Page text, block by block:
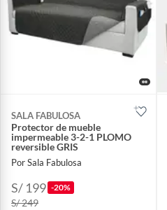
SALA FABULOSA
Protector de mueble
impermeable 3-2-1 PLOMO
reversible GRIS
Por Sala Fabulosa
S/ 199 -20%
S/ 249